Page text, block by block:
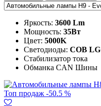
Яркость: 3600 Lm
Мощность: 35Вт
Цвет: 5000K
Светодиоды: COB LG
Стабилизатор тока
Обманка CAN Шины
Топ продаж -50.5 %